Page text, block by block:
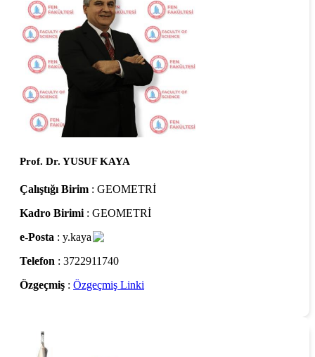
Prof. Dr. YUSUF KAYA
Çalıştığı Birim : GEOMETRİ
Kadro Birimi : GEOMETRİ
e-Posta : y.kaya
Telefon : 3722911740
Özgeçmiş : Özgeçmiş Linki